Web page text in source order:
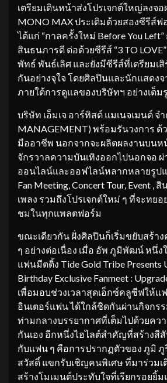
เตรียมเดินหน้าส่งโปรเจกต์ใหญ่ลงจ
MONO MAX ประเดิมด้วยสองซีรีส์
ได้แก่ “กาลครั้งใหม่ Before You
สินธนภารดี ต่อด้วยซีรีส์ “3 TO
พัทธ์ พันธ์เลิศ และยังมีซีรีส์ที่เตรียมเ
กันอย่างจุใจ โดยศิลปินและนักแสดงจ
ภายใต้การดูแลของบริษัทฯ อย่างเต็ม
บริษัท เอ็มเจ อาร์ทิสต์ แมเนจเมนต์ จ
MANAGEMENT) พร้อมรันวงการ
มืออาชีพ นอกจากจะผลิตผลงานบนห
จักรวาลความบันเทิงออกไปนอกจอ
ออนไลน์และออฟไลน์หลากหลายรูป
Fan Meeting, Concert Tour, Event ,
เพลง รวมถึงโปรเจกต์ใหม่ ๆ ที่จะทยอ
ชมในทุกเเพลตฟอร์ม
ขณะเดียวกัน ฝั่งศิลปินก็เริ่มขยับสร้า
ๆ อย่างต่อเนื่อง เมื่อ อัพ ภูมิพัฒน์ หนึ่ง
แฟนมีตติ้ง Tide Gold Tribe Presents
Birthday Exclusive Fanmeet :
เพื่อมอบช่วงเวลาสุดเอ็กซ์คลูซีฟให้แ
อินเตอร์แฟน ได้ใกล้ชิดกันผ่านกิจกร
ท่ามกลางบรรยากาศที่เต็มไปด้วยคว
กันเอง อีกหนึ่งไฮไลต์สำคัญที่สร้างสี
กับแฟน ๆ คือการปรากฏตัวของ ภูมิ
สวัสดิ์ แขกรับเชิญคนพิเศษ ที่มาร่วมเ
สร้างโมเมนต์ประทับใจที่เรียกรอยยิ้ม